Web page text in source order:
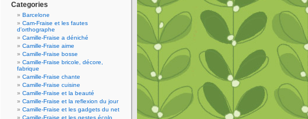
Categories
Barcelone
Cam-Fraise et les fautes
d'orthographe
Camille-Fraise a déniché
Camille-Fraise aime
Camille-Fraise bosse
Camille-Fraise bricole, décore,
fabrique
Camille-Fraise chante
Camille-Fraise cuisine
Camille-Fraise et la beauté
Camille-Fraise et la reflexion du jour
Camille-Fraise et les gadgets du net
Camille-Fraise et les gestes écolo